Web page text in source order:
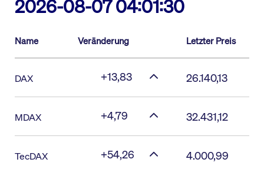
2026-08-07 04:01:30
Name Veränderung Letzter Preis
DAX +13,83 26.140,13
MDAX +4,79 32.431,12
TecDAX +54,26 4.000,99